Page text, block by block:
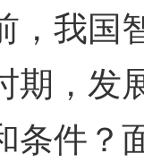
我国
期，发
条件？